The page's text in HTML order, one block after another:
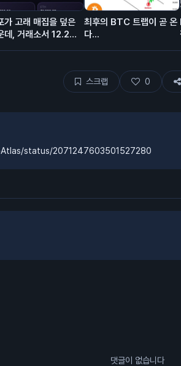
가 고래 매집을 덮은
데, 거래소서 12.2억
최후의 BTC 트랩이 곧 온
다...
스크랩 0
status/2071247603501527280
댓글이 없습니다